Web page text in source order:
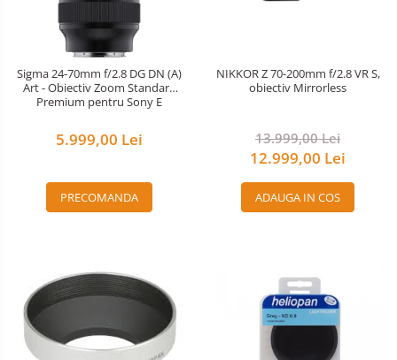
Sigma 24-70mm f/2.8 DG DN (A)
Art - Obiectiv Zoom Standard
Premium pentru Sony E
5.999,00 Lei
PRECOMANDA
NIKKOR Z 70-200mm f/2.8 VR S,
obiectiv Mirrorless
13.999,00 Lei
12.999,00 Lei
ADAUGA IN COS